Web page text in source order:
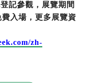
記參觀，展覽期間
入場，更多展覽資
zh-